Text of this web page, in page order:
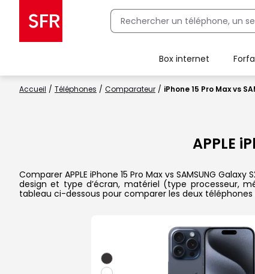
Box internet
Accueil Téléphones Comparateur iPhone 15 Pro Max vs
APPLE
Comparer APPLE iPhone 15 Pro Max vs SAMSUNG
design et type d’écran, matériel (type processeur,
tableau ci-dessous pour comparer les deux téléphones